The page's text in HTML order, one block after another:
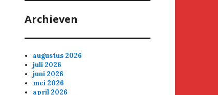
Archieven
augustus 2026
juli 2026
juni 2026
mei 2026
april 2026